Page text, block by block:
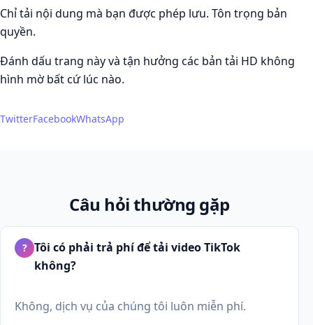
Chỉ tải nội dung mà bạn được phép lưu. Tôn trọng bản
quyền.
Đánh dấu trang này và tận hưởng các bản tải HD không
hình mờ bất cứ lúc nào.
TwitterFacebookWhatsApp
Câu hỏi thường gặp
? Tôi có phải trả phí để tải video TikTok
không?
Không, dịch vụ của chúng tôi luôn miễn phí.